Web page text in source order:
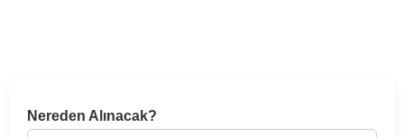
Nereden Alınacak?